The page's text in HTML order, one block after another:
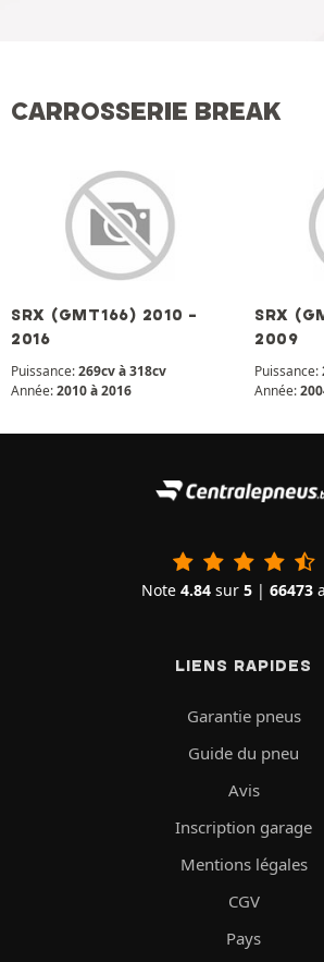
CARROSSERIE BREAK
SRX (GMT166) 2010 -
2016
Puissance:269cv à 318cv
Année:2010 à 2016
SRX
2009
Puissance:
Année:
Note 4.84 sur 5 | 66473
LIENS RAPIDES
Garantie pneus
Guide du pneu
Avis
Inscription garage
Mentions légales
CGV
Pays